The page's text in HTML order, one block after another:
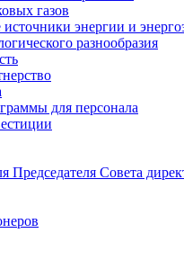
газов
энергии и
разнообразия
для персонала
Председателя Совета